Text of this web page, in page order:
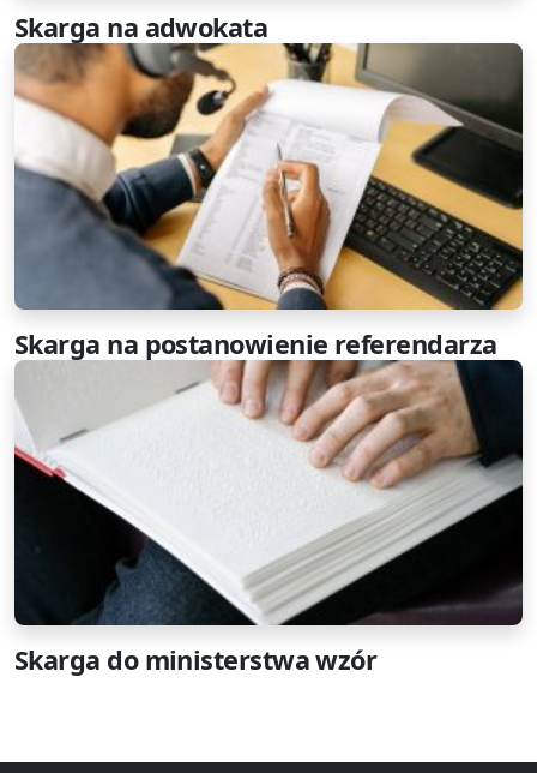
Skarga na adwokata
Skarga na postanowienie referendarza
Skarga do ministerstwa wzór